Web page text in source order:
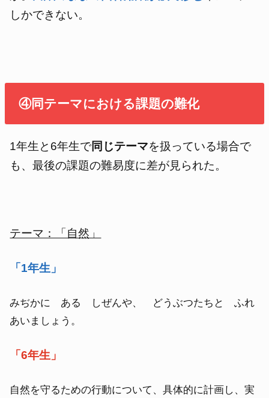
しかできない。
④同テーマにおける課題の難化
1年生と6年生で同じテーマを扱っている場合で
も、最後の課題の難易度に差が見られた。
テーマ：「自然」
「1年生」
みぢかに ある しぜんや、 どうぶつたちと ふれ
あいましょう。
「6年生」
自然を守るための行動について、具体的に計画し、実